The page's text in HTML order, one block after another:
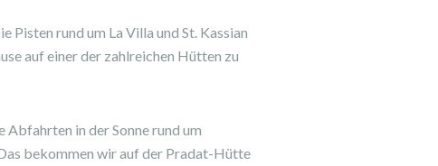
rund um La Villa und St. Kassian
auf einer der zahlreichen Hütten zu
in der Sonne rund um
bekommen wir auf der Pradat-Hütte